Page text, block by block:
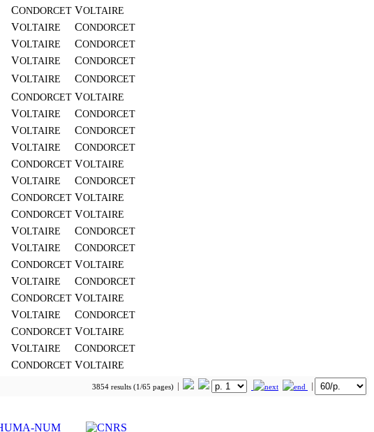
CONDORCET VOLTAIRE
VOLTAIRE CONDORCET
VOLTAIRE CONDORCET
VOLTAIRE CONDORCET
VOLTAIRE CONDORCET
CONDORCET VOLTAIRE
VOLTAIRE CONDORCET
VOLTAIRE CONDORCET
VOLTAIRE CONDORCET
CONDORCET VOLTAIRE
VOLTAIRE CONDORCET
CONDORCET VOLTAIRE
CONDORCET VOLTAIRE
VOLTAIRE CONDORCET
VOLTAIRE CONDORCET
CONDORCET VOLTAIRE
VOLTAIRE CONDORCET
CONDORCET VOLTAIRE
VOLTAIRE CONDORCET
CONDORCET VOLTAIRE
VOLTAIRE CONDORCET
CONDORCET VOLTAIRE
3854 results (1/65 pages)